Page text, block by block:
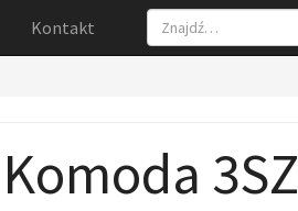
Kontakt
Komoda 3SZ